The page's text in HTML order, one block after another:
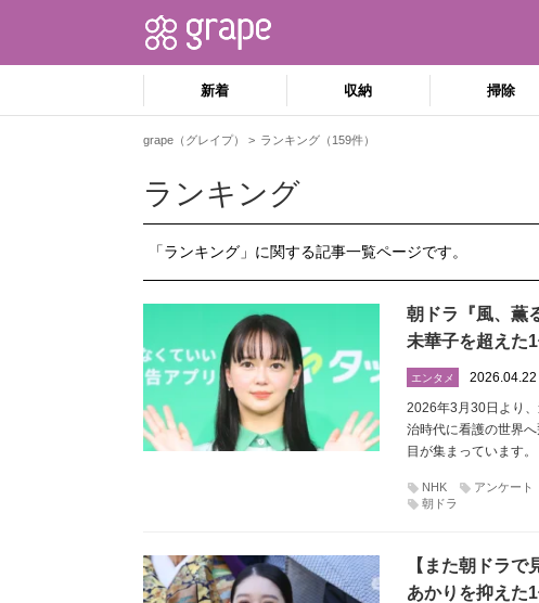
新着 収納 掃除
grape（グレイプ） ランキング（159件）
ランキング
「ランキング」に関する記事一覧ページです。
朝ドラ『風、薫
未華子を超えた
エンタメ 2026.04.22
2026年3月30日より
治時代に看護の世界
目が集まっています
NHK アンケート
朝ドラ
【また朝ドラ
あかりを抑えた